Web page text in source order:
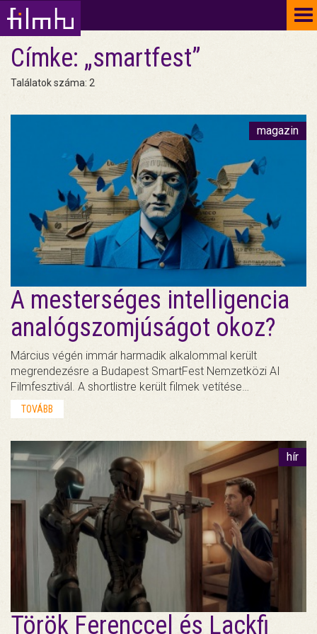
Címke: „smartfest”
Találatok száma: 2
magazin
A mesterséges intelligencia
analógszomjúságot okoz?
Március végén immár harmadik alkalommal került
megrendezésre a Budapest SmartFest Nemzetközi AI
Filmfesztivál. A shortlistre került filmek vetítése…
TOVÁBB
hír
Török Ferenccel és Lackfi